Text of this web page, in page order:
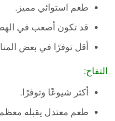
طعم استوائي مميز.
قد تكون أصعب في
أقل توفرًا في بعض
التفاح:
أكثر شيوعًا وتوفرًا.
طعم معتدل يقبله